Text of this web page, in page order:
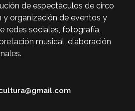
de espectáculos de circo
y organización de eventos y
redes sociales, fotografía,
musical, elaboración